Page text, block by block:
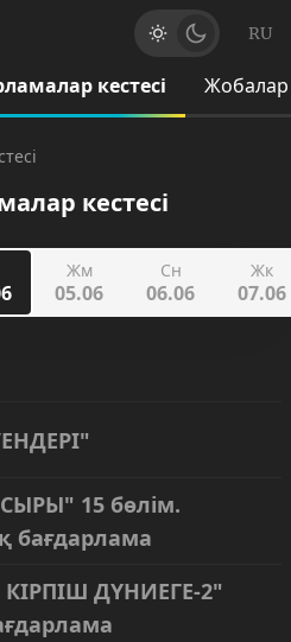
RU
кестесі Жобалар
кестесі
Жм
05.06
Сн
06.06
Жк
07.06
15 бөлім.
бағдарлама
КІРПІШ ДҮНИЕГЕ-2"